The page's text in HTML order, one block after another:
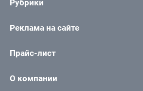
Рубрики
Реклама на сайте
Прайс-лист
О компании